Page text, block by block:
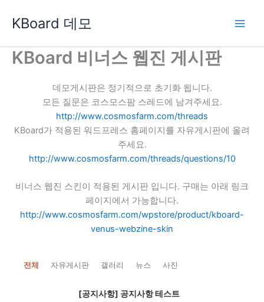
로
KBoard 데모
KBoard 비너스 웹진 게시판
데모게시판은 정기적으로 초기화 됩니다.
모든 질문은 코스모스팜 스레드에 남겨주세요.
http://www.cosmosfarm.com/threads
KBoard가 적용된 워드프레스 홈페이지를 자유게시판에 올려
주세요.
http://www.cosmosfarm.com/threads/questions/10
비너스 웹진 스킨이 적용된 게시판 입니다. 구매는 아래 링크
페이지에서 가능합니다.
http://www.cosmosfarm.com/wpstore/product/kboard-
venus-webzine-skin
전체 자유게시판 갤러리 뉴스 사진
[공지사항] 공지사항 테스트